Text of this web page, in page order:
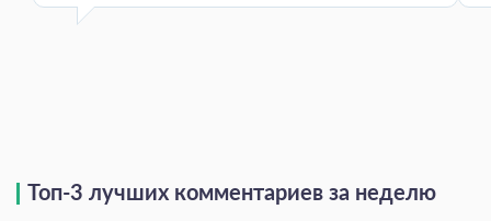
Топ-3 лучших комментариев за неделю